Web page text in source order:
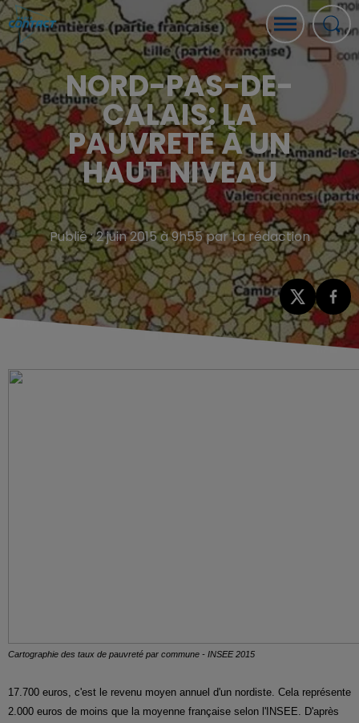
NORD-PAS-DE-
CALAIS: LA
PAUVRETÉ À UN
HAUT NIVEAU
Publié : 2 juin 2015 à 9h55 par La rédaction
Cartographie des taux de pauvreté par commune - INSEE 2015
17.700 euros, c'est le revenu moyen annuel d'un nordiste. Cela représente
2.000 euros de moins que la moyenne française selon l'INSEE. D'après